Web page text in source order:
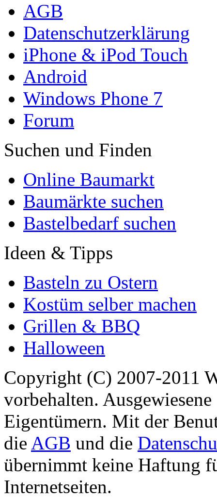
AGB
Datenschutzerklärung
iPhone & iPod Touch
Android
Windows Phone 7
Forum
Suchen und Finden
Online Baumarkt
Baumärkte suchen
Bastelbedarf suchen
Ideen & Tipps
Basteln zu Ostern
Kostüm selber machen
Grillen & BBQ
Halloween
Copyright (C) 2007-2011
vorbehalten.
Eigentümern. Mit der
die AGB und die
übernimmt keine Haftung
Internetseiten.